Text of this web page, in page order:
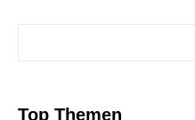
Top Themen